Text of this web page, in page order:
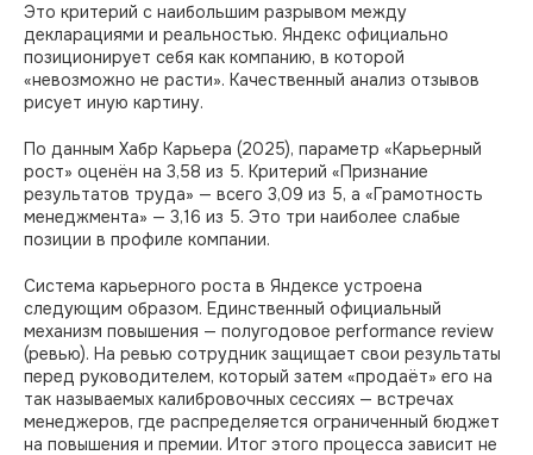
Это критерий с наибольшим разрывом между
декларациями и реальностью. Яндекс официально
позиционирует себя как компанию, в которой
«невозможно не расти». Качественный анализ отзывов
рисует иную картину.
По данным Хабр Карьера (2025), параметр «Карьерный
рост» оценён на 3,58 из 5. Критерий «Признание
результатов труда» — всего 3,09 из 5, а «Грамотность
менеджмента» — 3,16 из 5. Это три наиболее слабые
позиции в профиле компании.
Система карьерного роста в Яндексе устроена
следующим образом. Единственный официальный
механизм повышения — полугодовое performance review
(ревью). На ревью сотрудник защищает свои результаты
перед руководителем, который затем «продаёт» его на
так называемых калибровочных сессиях — встречах
менеджеров, где распределяется ограниченный бюджет
на повышения и премии. Итог этого процесса зависит не